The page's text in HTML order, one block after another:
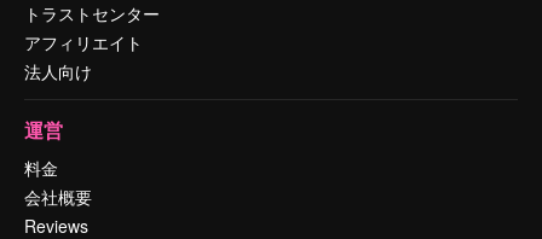
トラストセンター
アフィリエイト
法人向け
運営
料金
会社概要
Reviews